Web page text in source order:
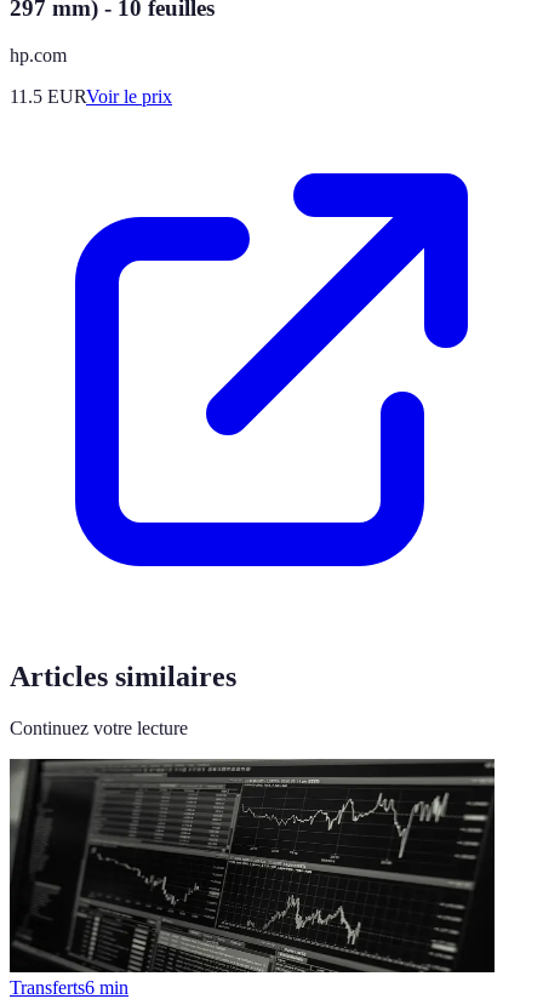
297 mm) - 10 feuilles
hp.com
11.5 EURVoir le prix
Articles similaires
Continuez votre lecture
Transferts6 min